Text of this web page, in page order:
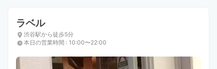
ラベル
渋谷駅から徒歩5分
本日の営業時間 : 10:00〜22:00